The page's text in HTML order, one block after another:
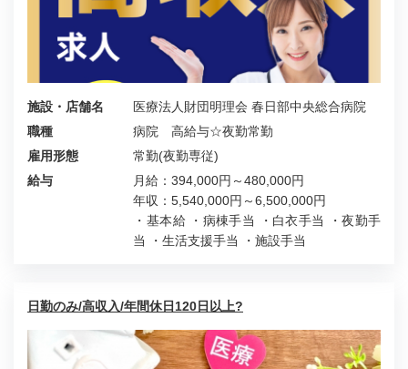
施設・店舗名
医療法人財団明理会 春日部中央総合病院
職種
病院 高給与☆夜勤常勤
雇用形態
常勤(夜勤専従)
給与
月給：394,000円～480,000円
年収：5,540,000円～6,500,000円
・基本給 ・病棟手当 ・白衣手当 ・夜勤手
当 ・生活支援手当 ・施設手当
日勤のみ/高収入/年間休日120日以上?